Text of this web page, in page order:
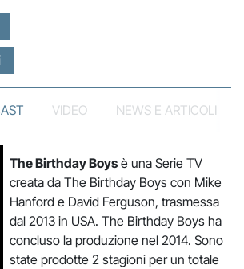
VIDEO NEWS E ARTICOLI
The Birthday Boysè una Serie TV
creata da The Birthday Boys con Mike
Hanford e David Ferguson, trasmessa
dal 2013 in USA. The Birthday Boys ha
concluso la produzione nel 2014. Sono
state prodotte 2 stagioni per un totale